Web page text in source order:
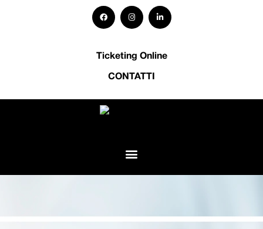
Ticketing Online
CONTATTI